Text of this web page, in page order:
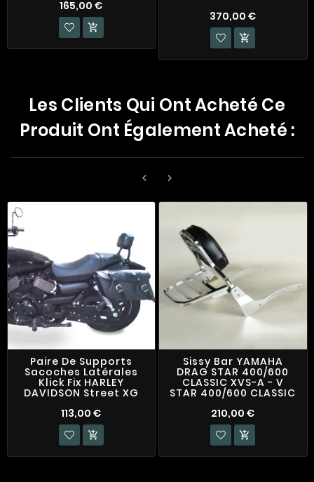
165,00 €

370,00 €

Les Clients Qui Ont Acheté Ce
Produit Ont Également Acheté :
 
Paire De Supports
Sacoches Latérales
Klick Fix HARLEY
DAVIDSON Street XG
113,00 €

Sissy Bar YAMAHA
DRAG STAR 400/600
CLASSIC XVS-A - V
STAR 400/600 CLASSIC
210,00 €
